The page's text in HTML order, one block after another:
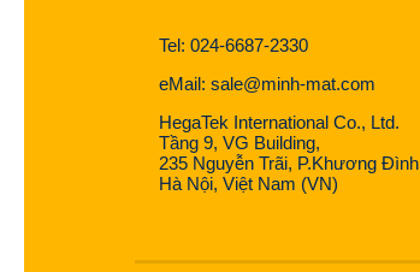
Tel: 024-6687-2330
eMail: sale@minh-mat.com
HegaTek International Co., Ltd.
Tầng 9, VG Building,
235 Nguyễn Trãi, P.Khương Đình
Hà Nội, Việt Nam (VN)